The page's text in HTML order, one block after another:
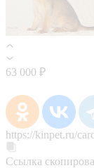
63 000 ₽
https://kinpet.ru/
Ссылка